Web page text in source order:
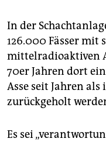
In der
126.000 Fässer mit
mittelradioaktiven
70er Jahren dort
Asse seit Jahren
zurückgeholt
Es sei